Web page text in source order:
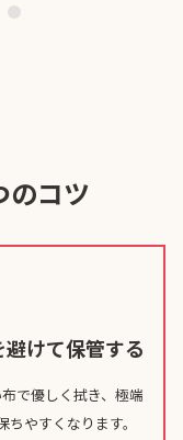
のコツ
けて保管する
で優しく拭き、極端
やすくなります。